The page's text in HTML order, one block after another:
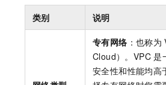
类别 说明
专有网络 ：也称为
Cloud）。VPC 是
安全性和性能均高